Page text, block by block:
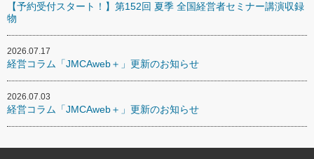
【予約受付スタート！】第152回 夏季 全国経営者セミナー講演収録
物
2026.07.17
経営コラム「JMCAweb＋」更新のお知らせ
2026.07.03
経営コラム「JMCAweb＋」更新のお知らせ